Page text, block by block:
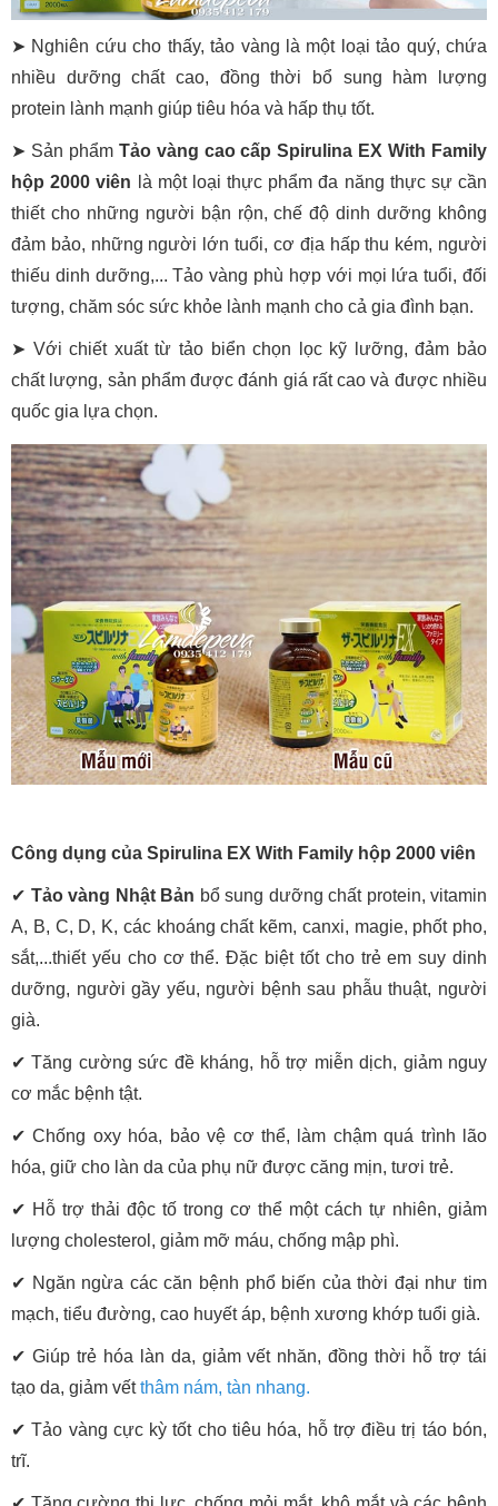
➤ Nghiên cứu cho thấy, tảo vàng là một loại tảo quý, chứa
nhiều dưỡng chất cao, đồng thời bổ sung hàm lượng
protein lành mạnh giúp tiêu hóa và hấp thụ tốt.
➤ Sản phẩm Tảo vàng cao cấp Spirulina EX With Family
hộp 2000 viên là một loại thực phẩm đa năng thực sự cần
thiết cho những người bận rộn, chế độ dinh dưỡng không
đảm bảo, những người lớn tuổi, cơ địa hấp thu kém, người
thiếu dinh dưỡng,... Tảo vàng phù hợp với mọi lứa tuổi, đối
tượng, chăm sóc sức khỏe lành mạnh cho cả gia đình bạn.
➤ Với chiết xuất từ tảo biển chọn lọc kỹ lưỡng, đảm bảo
chất lượng, sản phẩm được đánh giá rất cao và được nhiều
quốc gia lựa chọn.
Công dụng của Spirulina EX With Family hộp 2000 viên
✔ Tảo vàng Nhật Bản bổ sung dưỡng chất protein, vitamin
A, B, C, D, K, các khoáng chất kẽm, canxi, magie, phốt pho,
sắt,...thiết yếu cho cơ thể. Đặc biệt tốt cho trẻ em suy dinh
dưỡng, người gầy yếu, người bệnh sau phẫu thuật, người
già.
✔Tăng cường sức đề kháng, hỗ trợ miễn dịch, giảm nguy
cơ mắc bệnh tật.
✔Chống oxy hóa, bảo vệ cơ thể, làm chậm quá trình lão
hóa, giữ cho làn da của phụ nữ được căng mịn, tươi trẻ.
✔ Hỗ trợ thải độc tố trong cơ thể một cách tự nhiên, giảm
lượng cholesterol, giảm mỡ máu, chống mập phì.
✔ Ngăn ngừa các căn bệnh phổ biến của thời đại như tim
mạch, tiểu đường, cao huyết áp, bệnh xương khớp tuổi già.
✔ Giúp trẻ hóa làn da, giảm vết nhăn, đồng thời hỗ trợ tái
tạo da, giảm vếtthâm nám, tàn nhang.
✔Tảo vàng cực kỳ tốt cho tiêu hóa, hỗ trợ điều trị táo bón,
trĩ.